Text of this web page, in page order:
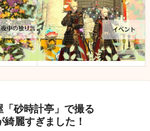
「砂時計亭」で撮る
麗すぎました！